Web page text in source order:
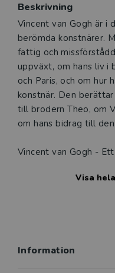
Beskrivning
Beskrivning
Vincent van Gogh är i
berömda konstnärer.
fattig och
uppväxt, om hans liv i
och Paris, och om hur
konstnär. Den
till brodern Theo, om
om hans bidrag till
Vincent van Gogh -
är rikligt illustrerad
alltid ett lättare språk
Visa
Information